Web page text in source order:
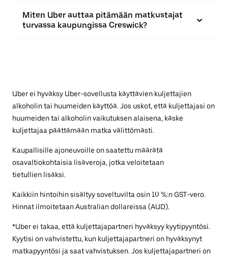
Miten Uber auttaa pitämään matkustajat
turvassa kaupungissa Creswick?
Uber ei hyväksy Uber-sovellusta käyttävien kuljettajien
alkoholin tai huumeiden käyttöä. Jos uskot, että kuljettajasi on
huumeiden tai alkoholin vaikutuksen alaisena, käske
kuljettajaa päättämään matka välittömästi.
Kaupallisille ajoneuvoille on saatettu määrätä
osavaltiokohtaisia lisäveroja, jotka veloitetaan
tietullien lisäksi.
Kaikkiin hintoihin sisältyy soveltuvilta osin 10 %:n GST-vero.
Hinnat ilmoitetaan Australian dollareissa (AUD).
*Uber ei takaa, että kuljettajapartneri hyväksyy kyytipyyntösi.
Kyytisi on vahvistettu, kun kuljettajapartneri on hyväksynyt
matkapyyntösi ja saat vahvistuksen. Jos kuljettajapartneri on